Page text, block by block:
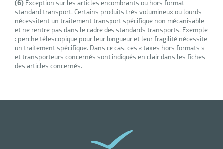
(6) Exception sur les articles encombrants ou hors format
standard transport. Certains produits très volumineux ou lourds
nécessitent un traitement transport spécifique non mécanisable
et ne rentre pas dans le cadre des standards transports. Exemple
: perche télescopique pour leur longueur et leur fragilité nécessite
un traitement spécifique. Dans ce cas, ces « taxes hors formats »
et transporteurs concernés sont indiqués en clair dans les fiches
des articles concernés.